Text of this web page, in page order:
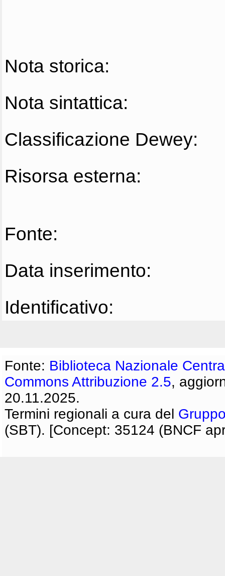
Nota storica:
Nota sintattica:
Classificazione Dewey:
Risorsa esterna:
Fonte:
Data inserimento:
Identificativo:
Fonte: Biblioteca Nazionale
Commons Attribuzione 2.5,
20.11.2025.
Termini regionali a cura del
(SBT). [Concept: 35124 (BNCF